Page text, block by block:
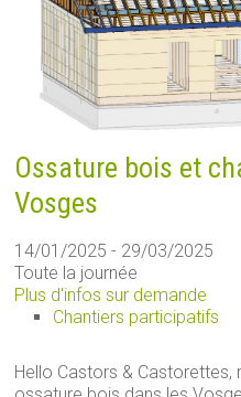
Ossature bois et
Vosges
14/01/2025 - 29/03/2025
Toute la journée
Plus d'infos sur demande
Chantiers participatifs
Hello Castors & Castorettes,